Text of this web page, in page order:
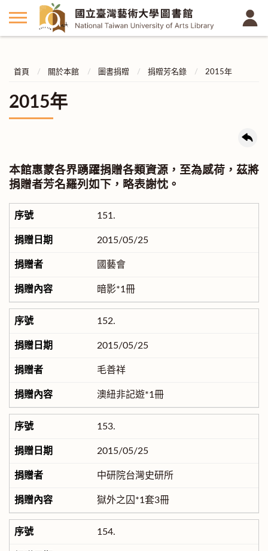
首頁 關於本館 圖書捐贈 捐贈芳名錄 2015年
2015年
本館惠蒙各界踴躍捐贈各類資源，至為感荷，茲將
捐贈者芳名羅列如下，略表謝忱。
151.
2015/05/25
國藝會
暗影*1冊
152.
2015/05/25
毛善祥
澳紐非記遊*1冊
153.
2015/05/25
中研院台灣史研所
獄外之囚*1套3冊
154.